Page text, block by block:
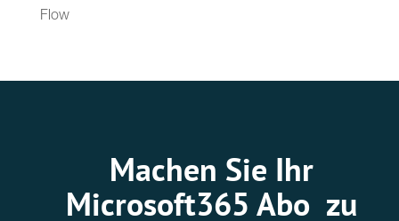
Flow
Machen Sie Ihr
Microsoft365 Abo zu